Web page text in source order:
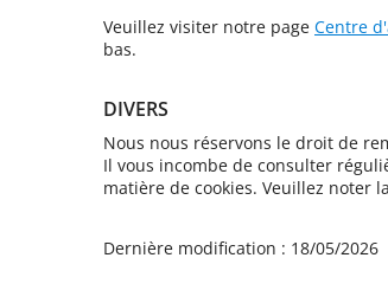
Veuillez visiter notre page Centre
bas.
DIVERS
Nous nous réservons le droit de
Il vous incombe de consulter
matière de cookies. Veuillez noter
Dernière modification : 18/05/2026